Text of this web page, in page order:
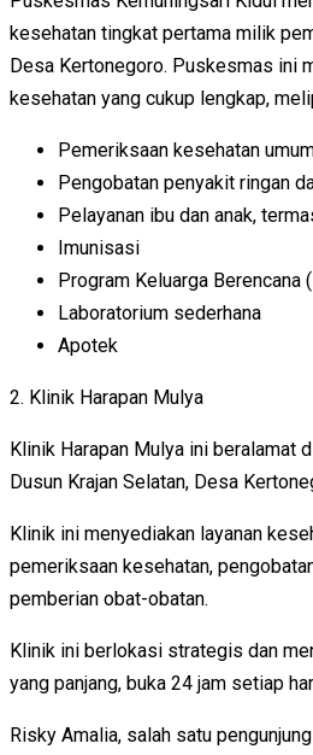
kesehatan tingkat pertama milik
Desa Kertonegoro. Puskesmas ini
kesehatan yang cukup lengkap,
Pemeriksaan kesehatan
Pengobatan penyakit ringan
Pelayanan ibu dan anak,
Imunisasi
Program Keluarga Berencana
Laboratorium sederhana
Apotek
2. Klinik Harapan Mulya
Klinik Harapan Mulya ini beralamat
Dusun Krajan Selatan, Desa
Klinik ini menyediakan layanan
pemeriksaan kesehatan,
pemberian obat-obatan.
Klinik ini berlokasi strategis dan
yang panjang, buka 24 jam setiap
Risky Amalia, salah satu